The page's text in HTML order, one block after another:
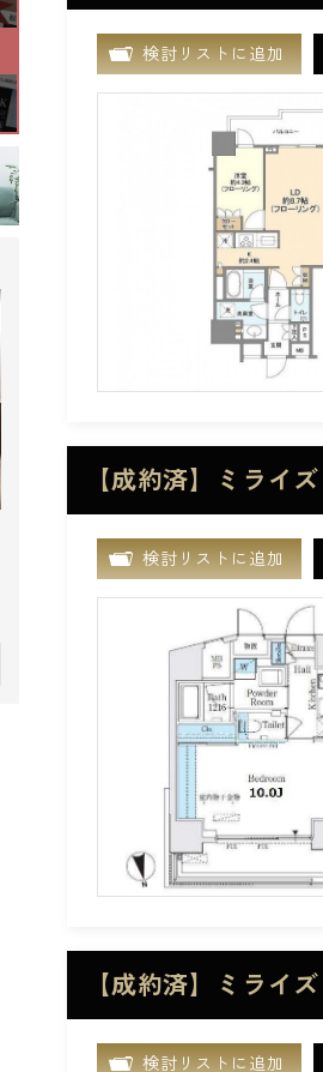
検討リストに追加
【成約済】ミライ
検討リストに追加
【成約済】ミライ
検討リストに追加